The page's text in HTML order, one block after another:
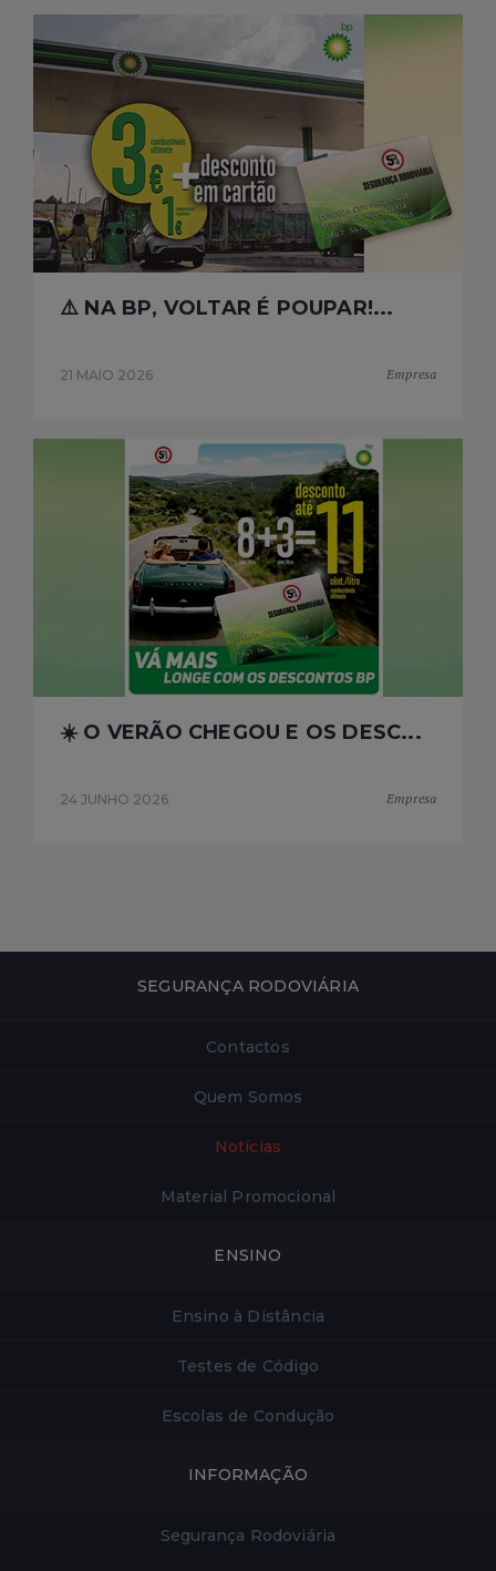
⚠️ NA BP, VOLTAR É POUPAR!...
21 MAIO 2026 Empresa
☀️ O VERÃO CHEGOU E OS DESC...
24 JUNHO 2026 Empresa
SEGURANÇA RODOVIÁRIA
Contactos
Quem Somos
Notícias
Material Promocional
ENSINO
Ensino à Distância
Testes de Código
Escolas de Condução
INFORMAÇÃO
Segurança Rodoviária